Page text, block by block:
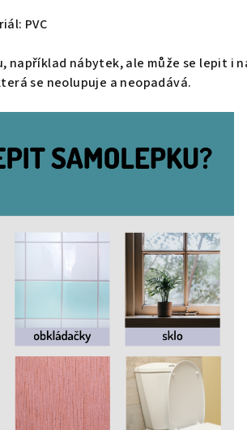
PVC
například nábytek, ale může se lepit i
se neolupuje a neopadává.